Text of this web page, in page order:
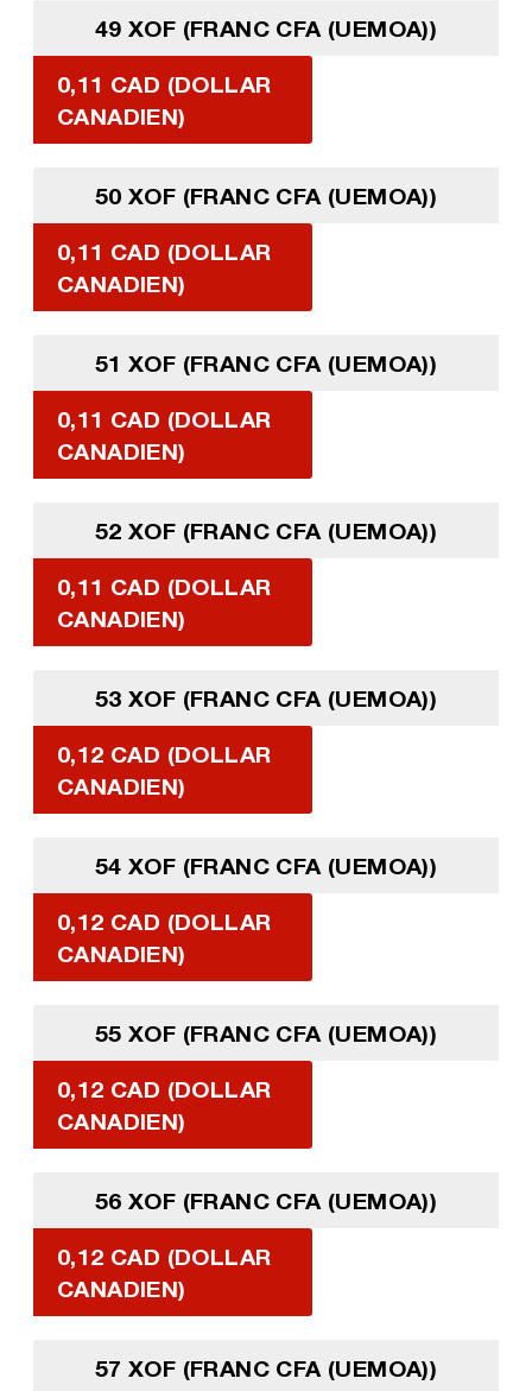
49 XOF (FRANC CFA (UEMOA))
0,11 CAD (DOLLAR
CANADIEN)
50 XOF (FRANC CFA (UEMOA))
0,11 CAD (DOLLAR
CANADIEN)
51 XOF (FRANC CFA (UEMOA))
0,11 CAD (DOLLAR
CANADIEN)
52 XOF (FRANC CFA (UEMOA))
0,11 CAD (DOLLAR
CANADIEN)
53 XOF (FRANC CFA (UEMOA))
0,12 CAD (DOLLAR
CANADIEN)
54 XOF (FRANC CFA (UEMOA))
0,12 CAD (DOLLAR
CANADIEN)
55 XOF (FRANC CFA (UEMOA))
0,12 CAD (DOLLAR
CANADIEN)
56 XOF (FRANC CFA (UEMOA))
0,12 CAD (DOLLAR
CANADIEN)
57 XOF (FRANC CFA (UEMOA))